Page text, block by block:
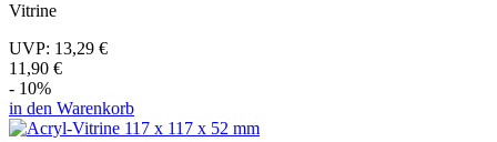
Vitrine
UVP: 13,29 €
11,90 €
- 10%
in den Warenkorb